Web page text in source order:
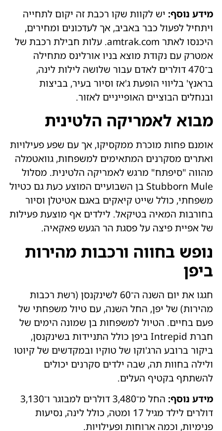
מידע נוסף: יש לקוות שקו רכבת זה יקום לתחייה
ויתחיל לפעול כבר באביב, אך לעדכונים ומחירים,
היכנסו לאתר amtrak.com. עלות חבילת רכבת של
אמטרק עם נקודת מוצא בניו אורלינס מתחילה
ב־470 דולרים לאדם עבור שלושה לילות לינה,
בראנץ' בליווי הופעת ג'אז וסיור בעיר, בביצות
ובנחלים הבוציים האופייניים לאזור.
מבוא לאמריקה הלטינית
אומנם פחות מוכרת ממקסיקו, אך עם שפע פעילויות
ואתרים מסקרנים המתאימים למשפחות, גוואטמלה
מהווה "סיפתח" מרגש לאמריקה הלטינית. מסלול
Stubborn Mule בן השבועיים המוצע כעת גם כטיול
משפחתי, כולל שייט קיאקים באגם אטיטלן וסיור
בחורבות המאיה בטיקאל. לילדים אף מוצעת פעילות
של אפיית פיצה על פסגת הר הגעש פאקאיה.
נופש בחווה ורכבות מהירות
ביפן
חגגו את יום השנה ה־60 לשינקנסן (רשת רכבות
מהירות) של יפן, החל השנה, עם טיול משפחתי של
פעם בחיים. הטיול למשפחות בן שמונה הימים של
חברת Intrepid ביפן כולל התניידות בשינקנסן,
ביקור ברובע הרג'וקו של טוקיו ובמקדשים של קיוטו
ולילה בחוות תה, שבה ילדים סקרנים יכולים
להשתתף בקטיף העלים.
מידע נוסף:
החל מ־3,480 דולרים למבוגר ו־3,130
דולרים לילד מגיל 17 ומטה, כולל לינה, נסיעות
פנימיות, וכמה ארוחות ופעילויות.